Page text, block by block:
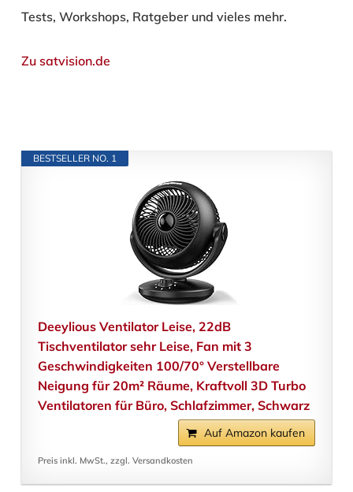
Tests, Workshops, Ratgeber und vieles mehr.
Zu satvision.de
BESTSELLER NO. 1
Deeylious Ventilator Leise, 22dB
Tischventilator sehr Leise, Fan mit 3
Geschwindigkeiten 100/70° Verstellbare
Neigung für 20m² Räume, Kraftvoll 3D Turbo
Ventilatoren für Büro, Schlafzimmer, Schwarz
Auf Amazon kaufen
Preis inkl. MwSt., zzgl. Versandkosten